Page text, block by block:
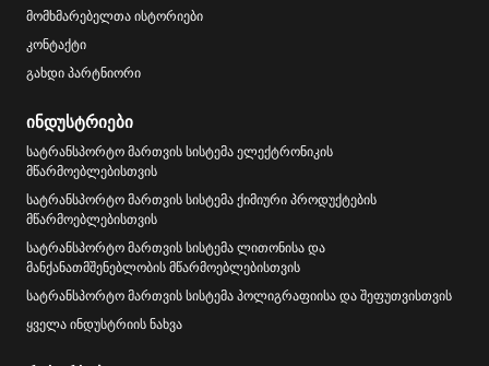
მომხმარებელთა ისტორიები
კონტაქტი
გახდი პარტნიორი
ინდუსტრიები
სატრანსპორტო მართვის სისტემა ელექტრონიკის
მწარმოებლებისთვის
სატრანსპორტო მართვის სისტემა ქიმიური პროდუქტების
მწარმოებლებისთვის
სატრანსპორტო მართვის სისტემა ლითონისა და
მანქანათმშენებლობის მწარმოებლებისთვის
სატრანსპორტო მართვის სისტემა პოლიგრაფიისა და შეფუთვისთვის
ყველა ინდუსტრიის ნახვა